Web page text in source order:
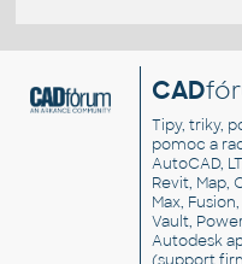
CAD
Tipy, triky,
pomoc a
AutoCAD,
Revit, Map,
Max,
Vault,
Autodesk